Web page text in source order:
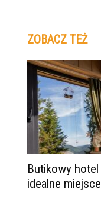
ZOBACZ TEŻ
Butikowy
idealne